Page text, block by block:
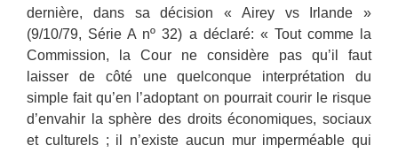
dernière, dans sa décision « Airey vs Irlande »
(9/10/79, Série A nº 32) a déclaré: « Tout comme la
Commission, la Cour ne considère pas qu’il faut
laisser de côté une quelconque interprétation du
simple fait qu’en l’adoptant on pourrait courir le risque
d’envahir la sphère des droits économiques, sociaux
et culturels ; il n’existe aucun mur imperméable qui